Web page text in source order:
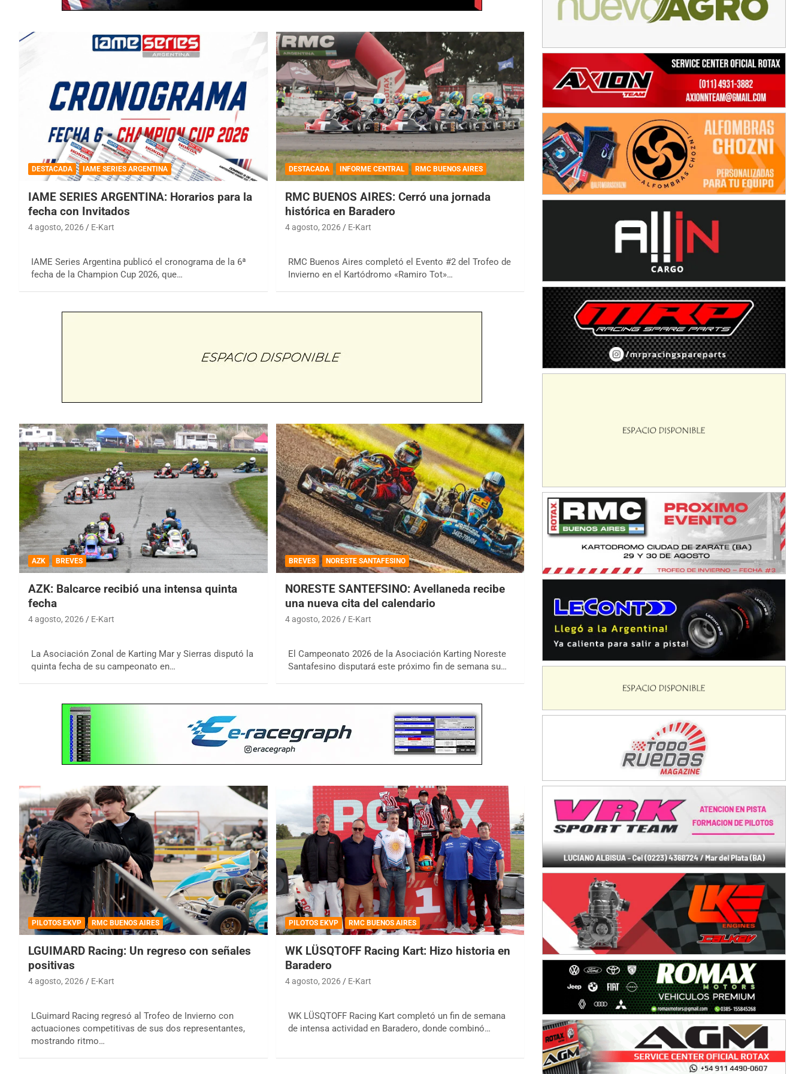
DESTACADA IAME SERIES ARGENTINA
IAME SERIES ARGENTINA: Horarios para la
fecha con Invitados
4 agosto, 2026 E-Kart
IAME Series Argentina publicó el cronograma de la 6ª
fecha de la Champion Cup 2026, que…
DESTACADA INFORME CENTRAL RMC BUENOS AIRES
RMC BUENOS AIRES: Cerró una jornada
histórica en Baradero
4 agosto, 2026 E-Kart
RMC Buenos Aires completó el Evento #2 del Trofeo de
Invierno en el Kartódromo «Ramiro Tot»…
AZK BREVES
AZK: Balcarce recibió una intensa quinta
fecha
4 agosto, 2026 E-Kart
La Asociación Zonal de Karting Mar y Sierras disputó la
quinta fecha de su campeonato en…
BREVES NORESTE SANTAFESINO
NORESTE SANTEFSINO: Avellaneda recibe
una nueva cita del calendario
4 agosto, 2026 E-Kart
El Campeonato 2026 de la Asociación Karting Noreste
Santafesino disputará este próximo fin de semana su…
PILOTOS EKVP RMC BUENOS AIRES
LGUIMARD Racing: Un regreso con señales
positivas
4 agosto, 2026 E-Kart
LGuimard Racing regresó al Trofeo de Invierno con
actuaciones competitivas de sus dos representantes,
mostrando ritmo…
PILOTOS EKVP RMC BUENOS AIRES
WK LÜSQTOFF Racing Kart: Hizo historia en
Baradero
4 agosto, 2026 E-Kart
WK LÜSQTOFF Racing Kart completó un fin de semana
de intensa actividad en Baradero, donde combinó…
KDO - F6
ENTRERRIANO - F6 (POSTERGADA)
Parque de la Velocidad (Asfalto)
Villaguay (Entre Ríos)
VICTORIENSE - F7
El Cerro (Tierra)
Victoria (Entre Ríos)
PATAGONICO - F6
Moto Club Reginense (Tierra)
Gral. E. Godoy (Río Negro)
CSK - F7
SUR SANTAFESINO - F4
José Samuel Sánchez (Tierra)
Rufino (Santa Fe)
TUCUMANO - F5
Juan Navarro (Asfalto)
El Timbó (Tucumán)